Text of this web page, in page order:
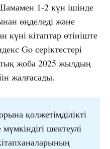
1-2 күн ішінде
өңделеді және
кітаптар өтініште
Go серіктестері
жоба 2025 жылдың
жалғасады.
қолжетімділікті
шектеулі